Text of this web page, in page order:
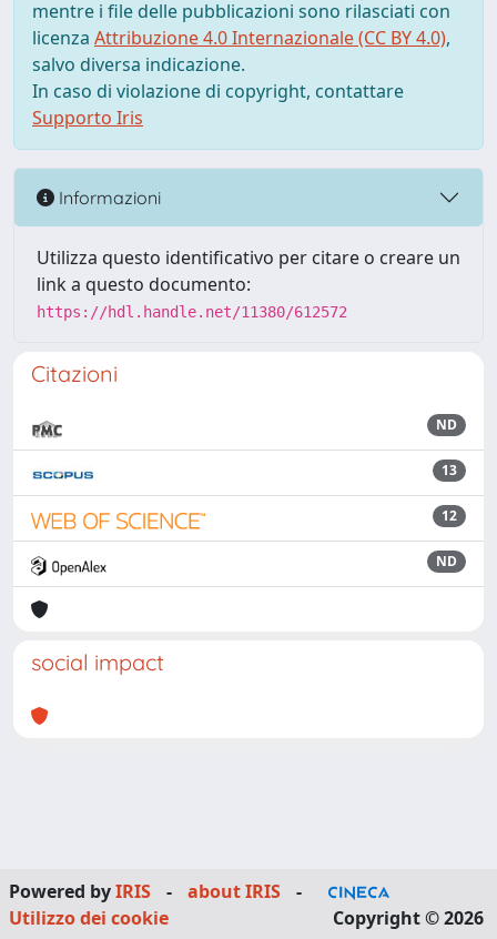
mentre i file delle pubblicazioni sono rilasciati con
licenza Attribuzione 4.0 Internazionale (CC BY 4.0),
salvo diversa indicazione.
In caso di violazione di copyright, contattare
Supporto Iris
Informazioni
Utilizza questo identificativo per citare o creare un
link a questo documento:
https://hdl.handle.net/11380/612572
Citazioni
ND
13
12
ND
social impact
Powered byIRIS - about IRIS
-
Utilizzo dei cookie
Copyright © 2026